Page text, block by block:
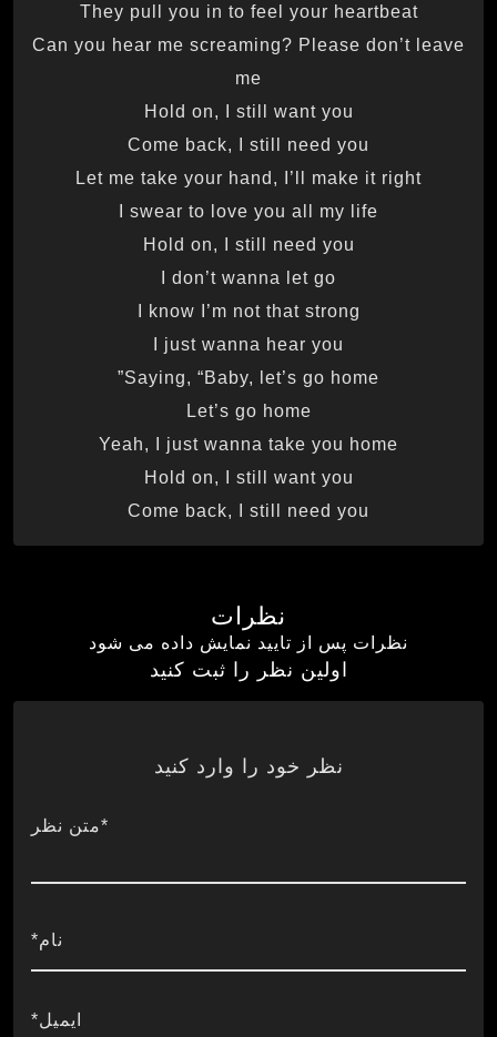
They pull you in to feel your heartbeat
Can you hear me screaming? Please don’t leave
me
Hold on, I still want you
Come back, I still need you
Let me take your hand, I’ll make it right
I swear to love you all my life
Hold on, I still need you
I don’t wanna let go
I know I’m not that strong
I just wanna hear you
Saying, “Baby, let’s go home”
Let’s go home
Yeah, I just wanna take you home
Hold on, I still want you
Come back, I still need you
نظرات
نظرات پس از تایید نمایش داده می شود
اولین نظر را ثبت کنید
نظر خود را وارد کنید
*متن نظر
نام*
ایمیل*